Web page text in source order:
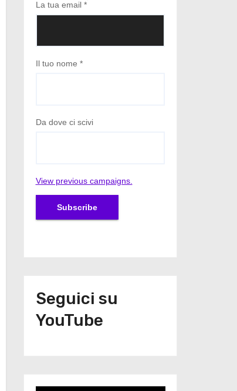
La tua email *
Il tuo nome *
Da dove ci scivi
View previous campaigns.
Seguici su
YouTube